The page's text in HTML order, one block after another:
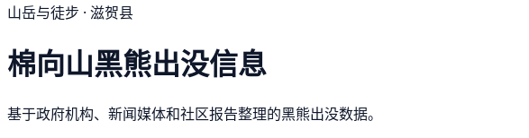
山岳与徒步 · 滋贺县
棉向山黑熊出没信息
基于政府机构、新闻媒体和社区报告整理的黑熊出没数据。